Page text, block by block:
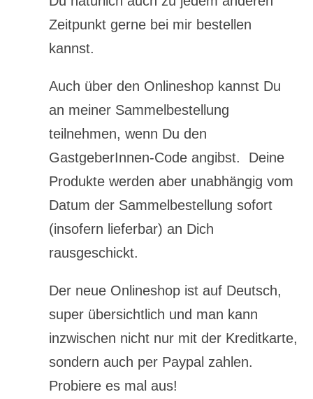
Zeitpunkt gerne bei mir bestellen
kannst.
Auch über den Onlineshop kannst Du
an meiner Sammelbestellung
teilnehmen, wenn Du den
GastgeberInnen-Code angibst. Deine
Produkte werden aber unabhängig vom
Datum der Sammelbestellung sofort
(insofern lieferbar) an Dich
rausgeschickt.
Der neue Onlineshop ist auf Deutsch,
super übersichtlich und man kann
inzwischen nicht nur mit der Kreditkarte,
sondern auch per Paypal zahlen.
Probiere es mal aus!